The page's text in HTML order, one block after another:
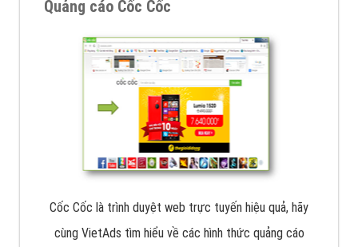
Tìm công ty thiết kế website uy tín, chuyên nghiệp tại
Hà Nội là rất khó cho khách hàng. VietAds xin giới
thiệu công ty thiết kế Viet
XEM CHI TIẾT